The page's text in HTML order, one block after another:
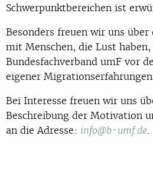
Schwerpunktbereichen ist
Besonders freuen wir uns
mit Menschen, die Lust
Bundesfachverband umF vor
eigener
Bei Interesse freuen wir uns
Beschreibung der Motivation
an die Adresse: info@b-umf.de.